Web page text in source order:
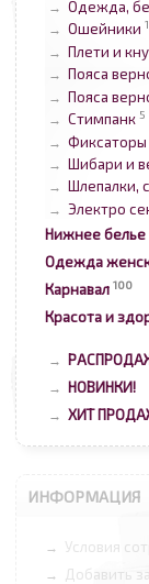
→ Одежда,
→ Ошейники
→ Плети и
→ Пояса
→ Пояса
→ Стимпанк 5
→ Фиксаторы
→ Шибари и
→ Шлепалки,
→ Электро
Нижнее белье
Одежда
Карнавал 100
Красота и
→
→ НОВИНКИ!
→ ХИТ
ИНФОРМАЦИЯ
→ Условия
→ Добавить